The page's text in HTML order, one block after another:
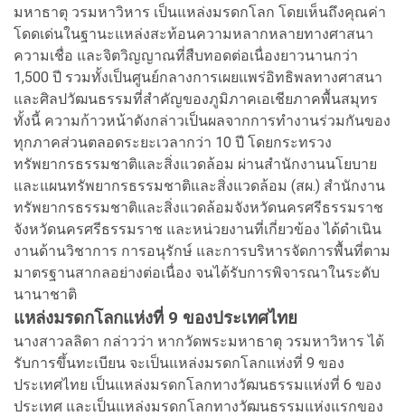
มหาธาตุ วรมหาวิหาร เป็นแหล่งมรดกโลก โดยเห็นถึงคุณค่า
โดดเด่นในฐานะแหล่งสะท้อนความหลากหลายทางศาสนา
ความเชื่อ และจิตวิญญาณที่สืบทอดต่อเนื่องยาวนานกว่า
1,500 ปี รวมทั้งเป็นศูนย์กลางการเผยแพร่อิทธิพลทางศาสนา
และศิลปวัฒนธรรมที่สำคัญของภูมิภาคเอเชียภาคพื้นสมุทร
ทั้งนี้ ความก้าวหน้าดังกล่าวเป็นผลจากการทำงานร่วมกันของ
ทุกภาคส่วนตลอดระยะเวลากว่า 10 ปี โดยกระทรวง
ทรัพยากรธรรมชาติและสิ่งแวดล้อม ผ่านสำนักงานนโยบาย
และแผนทรัพยากรธรรมชาติและสิ่งแวดล้อม (สผ.) สำนักงาน
ทรัพยากรธรรมชาติและสิ่งแวดล้อมจังหวัดนครศรีธรรมราช
จังหวัดนครศรีธรรมราช และหน่วยงานที่เกี่ยวข้อง ได้ดำเนิน
งานด้านวิชาการ การอนุรักษ์ และการบริหารจัดการพื้นที่ตาม
มาตรฐานสากลอย่างต่อเนื่อง จนได้รับการพิจารณาในระดับ
นานาชาติ
แหล่งมรดกโลกแห่งที่ 9 ของประเทศไทย
นางสาวลลิดา กล่าวว่า หากวัดพระมหาธาตุ วรมหาวิหาร ได้
รับการขึ้นทะเบียน จะเป็นแหล่งมรดกโลกแห่งที่ 9 ของ
ประเทศไทย เป็นแหล่งมรดกโลกทางวัฒนธรรมแห่งที่ 6 ของ
ประเทศ และเป็นแหล่งมรดกโลกทางวัฒนธรรมแห่งแรกของ